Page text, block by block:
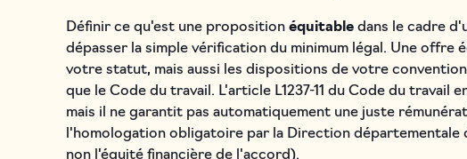
Définir ce qu'est une propositionéquitable dans le cadre
dépasser la simple vérification du minimum légal. Une
votre statut, mais aussi les dispositions de votre
que le Code du travail. L'article L1237-11 du Code du
mais il ne garantit pas automatiquement une juste
l'homologation obligatoire par la Direction départementale
non l'équité financière de l'accord).